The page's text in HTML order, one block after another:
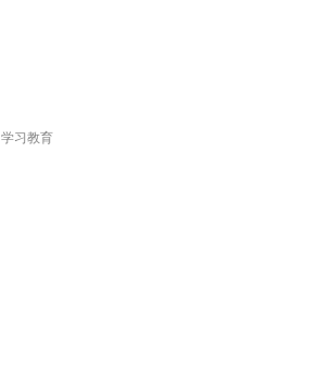
学习教育